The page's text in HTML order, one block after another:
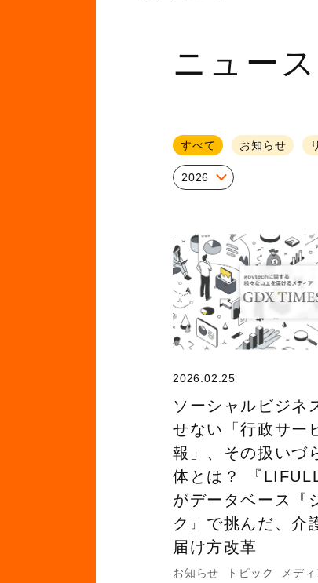
ニュース
すべて お知らせ
2026
2026.02.25
ソーシャルビジネ
せない「行政サー
報」、その扱いづ
体とは？ 『
がデータベース『
ク』で挑んだ、介
届け方改革
お知らせ トピック メデ